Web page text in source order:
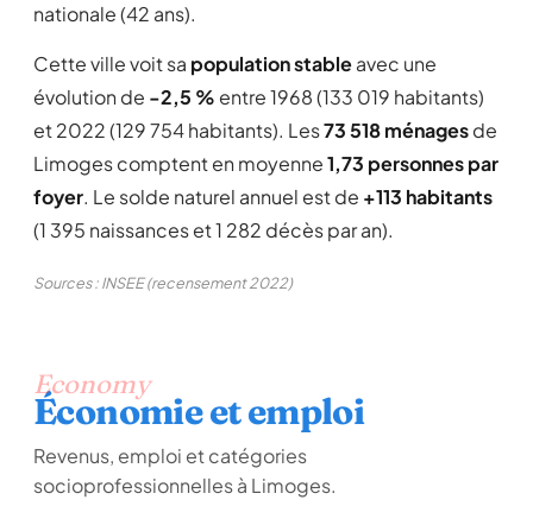
nationale (42 ans).
Cette ville voit sa population stableavec une
évolution de -2,5 % entre 1968 (133 019 habitants)
et 2022 (129 754 habitants). Les73 518 ménagesde
Limoges comptent en moyenne1,73 personnes par
foyer. Le solde naturel annuel est de +113 habitants
(1 395 naissances et 1 282 décès par an).
Sources : INSEE (recensement 2022)
Economy
Économie et emploi
Revenus, emploi et catégories
socioprofessionnelles à Limoges.